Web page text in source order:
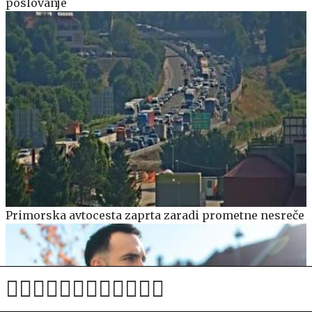
poslovanje
Primorska avtocesta zaprta zaradi prometne nesreče